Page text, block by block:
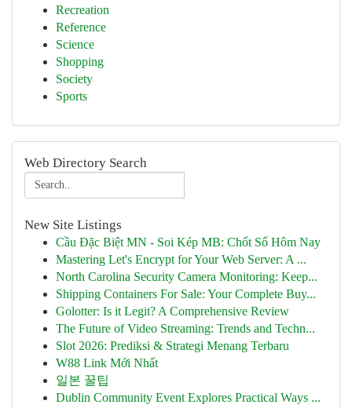
Recreation
Reference
Science
Shopping
Society
Sports
Web Directory Search
New Site Listings
Cầu Đặc Biệt MN - Soi Kép MB: Chốt Số Hôm Nay
Mastering Let's Encrypt for Your Web Server: A ...
North Carolina Security Camera Monitoring: Keep...
Shipping Containers For Sale: Your Complete Buy...
Golotter: Is it Legit? A Comprehensive Review
The Future of Video Streaming: Trends and Techn...
Slot 2026: Prediksi & Strategi Menang Terbaru
W88 Link Mới Nhất
일본 꿀팁
Dublin Community Event Explores Practical Ways ...